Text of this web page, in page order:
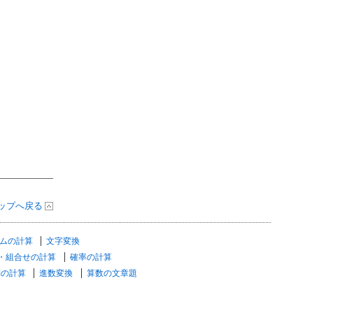
プへ戻る
の計算
文字変換
組合せの計算
確率の計算
計算 進数変換
算数の文章題